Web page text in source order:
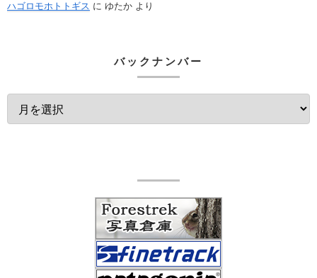
ハゴロモホトトギス に ゆたか より
バックナンバー